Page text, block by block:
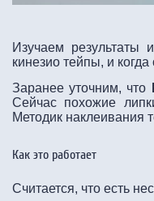
Изучаем результаты
кинезио тейпы, и когда
Заранее уточним, что
Сейчас похожие
Методик наклеивания
Как это работает
Считается, что есть